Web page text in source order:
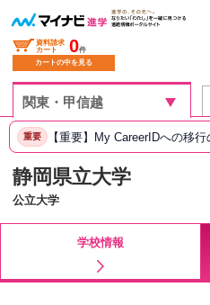
資料請求
カート
0件
カートの中を見る
重要 【重要】My CareerIDへの移
静岡県立大学
公立大学
学校情報